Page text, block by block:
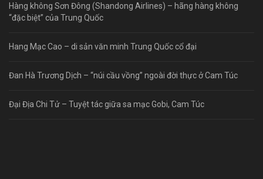
Hàng không Sơn Đông (Shandong Airlines) – hãng hàng không
“đặc biệt” của Trung Quốc
Hang Mạc Cao – di sản văn minh Trung Quốc cổ đại
Đan Hà Trương Dịch – “núi cầu vồng” ngoài đời thực ở Cam Túc
Đại Địa Chi Tử – Tuyệt tác giữa sa mạc Gobi, Cam Túc